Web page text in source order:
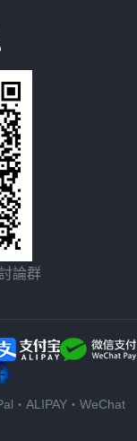
論群
・ALIPAY・WeChat